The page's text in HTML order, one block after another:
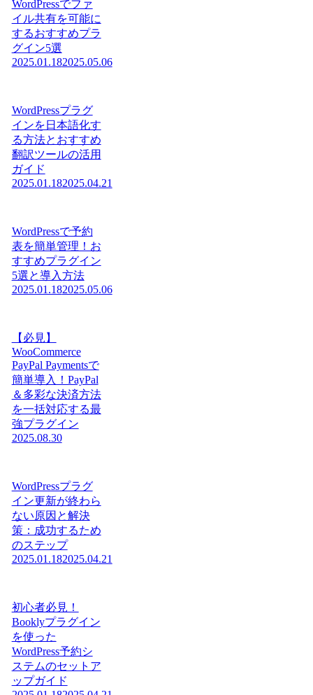
WordPressでファ
イル共有を可能に
するおすすめプラ
グイン5選
2025.01.182025.05.06
WordPressプラグ
インを日本語化す
る方法とおすすめ
翻訳ツールの活用
ガイド
2025.01.182025.04.21
WordPressで予約
表を簡単管理！お
すすめプラグイン
5選と導入方法
2025.01.182025.05.06
【必見】
WooCommerce
PayPal Paymentsで
簡単導入！PayPal
＆多彩な決済方法
を一括対応する最
強プラグイン
2025.08.30
WordPressプラグ
イン更新が終わら
ない原因と解決
策：成功するため
のステップ
2025.01.182025.04.21
初心者必見！
Booklyプラグイン
を使った
WordPress予約シ
ステムのセットア
ップガイド